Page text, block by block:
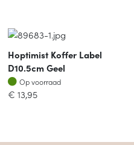
Hoptimist Koffer Label
D10.5cm Geel
Op voorraad
Op voorraad
€ 13,95